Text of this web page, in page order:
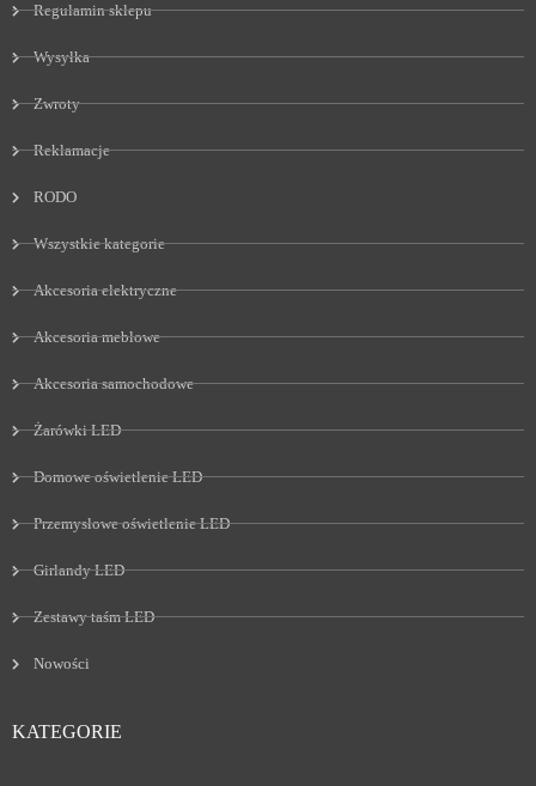
Regulamin sklepu
Wysyłka
Zwroty
Reklamacje
RODO
Wszystkie kategorie
Akcesoria elektryczne
Akcesoria meblowe
Akcesoria samochodowe
Żarówki LED
Domowe oświetlenie LED
Przemysłowe oświetlenie LED
Girlandy LED
Zestawy taśm LED
Nowości
KATEGORIE